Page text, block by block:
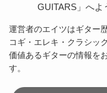
GUITARS」へよ
運営者のエイツはギター
コギ・エレキ・クラシッ
価値あるギターの情報を
す。